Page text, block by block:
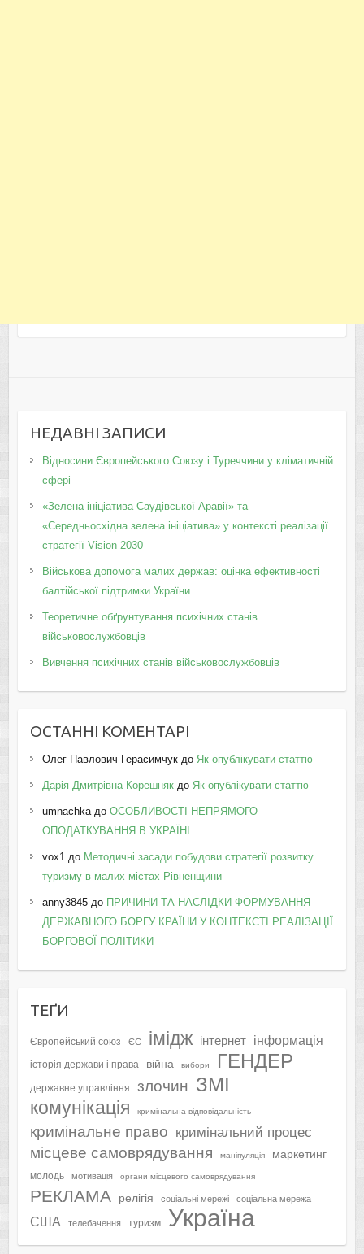
НЕДАВНІ ЗАПИСИ
Відносини Європейського Союзу і Туреччини у кліматичній
сфері
«Зелена ініціатива Саудівської Аравії» та
«Середньосхідна зелена ініціатива» у контексті реалізації
стратегії Vision 2030
Військова допомога малих держав: оцінка ефективності
балтійської підтримки України
Теоретичне обґрунтування психічних станів
військовослужбовців
Вивчення психічних станів військовослужбовців
ОСТАННІ КОМЕНТАРІ
Олег Павлович Герасимчукдо Як опублікувати статтю
Дарія Дмитрівна Корешнякдо Як опублікувати статтю
umnachkaдо ОСОБЛИВОСТІ НЕПРЯМОГО
ОПОДАТКУВАННЯ В УКРАЇНІ
vox1 до Методичні засади побудови стратегії розвитку
туризму в малих містах Рівненщини
anny3845до ПРИЧИНИ ТА НАСЛІДКИ ФОРМУВАННЯ
ДЕРЖАВНОГО БОРГУ КРАЇНИ У КОНТЕКСТІ РЕАЛІЗАЦІЇ
БОРГОВОЇ ПОЛІТИКИ
ТЕҐИ
Європейський союз ЄС імідж інтернет інформація
історія держави і права війна вибори ГЕНДЕР
державне управління злочин ЗМІ
комунікація кримінальна відповідальність
кримінальне право кримінальний процес
місцеве самоврядування маніпуляція маркетинг
молодь мотивація органи місцевого самоврядування
РЕКЛАМА релігія соціальні мережі соціальна мережа
США телебачення туризм Україна